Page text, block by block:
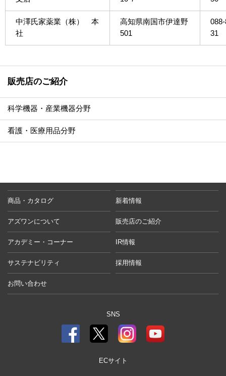
中澤氏家薬業（株） 本
社
高知県南国市伊達野
501
31
販売店のご紹介
科学機器・産業機器分野
看護・医療用品分野
商品・カタログ 新着情報
アズワンについて 販売店のご紹介
アカデミー・コーナー IR情報
サステナビリティ 採用情報
お問い合わせ
SNS
ECサイト